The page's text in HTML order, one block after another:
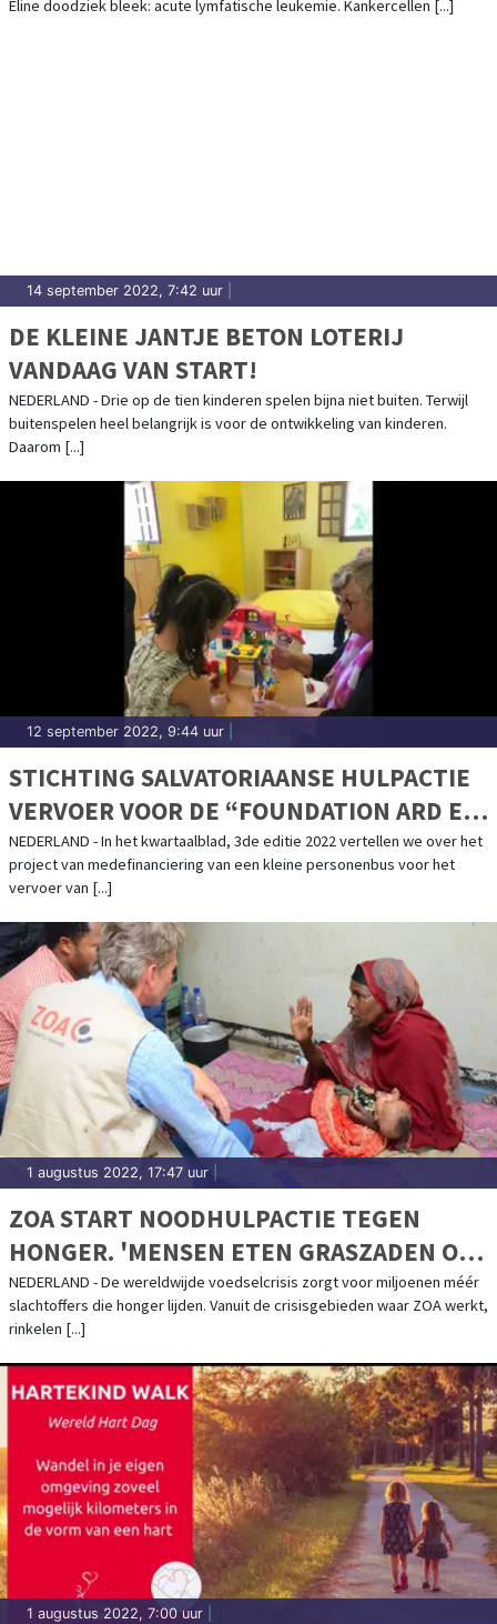
Eline doodziek bleek: acute lymfatische leukemie. Kankercellen [...]
14 september 2022, 7:42 uur
DE KLEINE JANTJE BETON LOTERIJ
VANDAAG VAN START!
NEDERLAND - Drie op de tien kinderen spelen bijna niet buiten. Terwijl
buitenspelen heel belangrijk is voor de ontwikkeling van kinderen.
Daarom [...]
12 september 2022, 9:44 uur
STICHTING SALVATORIAANSE HULPACTIE
VERVOER VOOR DE “FOUNDATION ARD EL
AMAL”
NEDERLAND - In het kwartaalblad, 3de editie 2022 vertellen we over het
project van medefinanciering van een kleine personenbus voor het
vervoer van [...]
1 augustus 2022, 17:47 uur
ZOA START NOODHULPACTIE TEGEN
HONGER. 'MENSEN ETEN GRASZADEN OM
TE OVERLEVEN'
NEDERLAND - De wereldwijde voedselcrisis zorgt voor miljoenen méér
slachtoffers die honger lijden. Vanuit de crisisgebieden waar ZOA werkt,
rinkelen [...]
1 augustus 2022, 7:00 uur